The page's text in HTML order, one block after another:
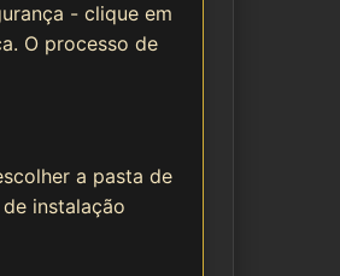
- clique em
O processo de
a pasta de
instalação